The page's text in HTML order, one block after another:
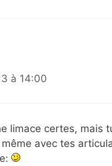
à 14:00
limace certes, mais
avec tes